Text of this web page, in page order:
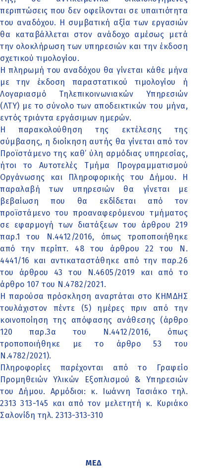
περιπτώσεις που δεν οφείλονται σε υπαιτιότητα
του αναδόχου. Η συμβατική αξία των εργασιών
θα καταβάλλεται στον ανάδοχο αμέσως μετά
την ολοκλήρωση των υπηρεσιών και την έκδοση
σχετικού τιμολογίου.
Η πληρωμή του αναδόχου θα γίνεται κάθε μήνα
με την έκδοση παραστατικού τιμολογίου ή
Λογαριασμό Τηλεπικοινωνιακών Υπηρεσιών
(ΛΤΥ) με το σύνολο των αποδεικτικών του μήνα,
εντός τριάντα εργάσιμων ημερών.
Η παρακολούθηση της εκτέλεσης της
σύμβασης, η διοίκηση αυτής θα γίνεται από τον
Προϊστάμενο της καθ’ ύλη αρμόδιας υπηρεσίας,
ήτοι το Αυτοτελές Τμήμα Προγραμματισμού
Οργάνωσης και Πληροφορικής του Δήμου. Η
παραλαβή των υπηρεσιών θα γίνεται με
βεβαίωση που θα εκδίδεται από τον
προϊστάμενο του προαναφερόμενου τμήματος
σε εφαρμογή των διατάξεων του άρθρου 219
παρ.1 του Ν.4412/2016, όπως τροποποιήθηκε
από την περίπτ. 48 του άρθρου 22 του Ν.
4441/16 και αντικαταστάθηκε από την παρ.26
του άρθρου 43 του Ν.4605/2019 και από το
άρθρο 107 του Ν.4782/2021.
Η παρούσα πρόσκληση αναρτάται στο ΚΗΜΔΗΣ
τουλάχιστον πέντε (5) ημέρες πριν από την
κοινοποίηση της απόφασης ανάθεσης (άρθρο
120 παρ.3α του Ν.4412/2016, όπως
τροποποιήθηκε με το άρθρο 53 του
Ν.4782/2021).
Πληροφορίες παρέχονται από το Γραφείο
Προμηθειών Υλικών Εξοπλισμού & Υπηρεσιών
του Δήμου. Αρμόδιοι: κ. Ιωάννη Τασιάκο τηλ.
2313 313-145 και από τον μελετητή κ. Κυριάκο
Σαλονίδη τηλ. 2313-313-310
ΜΕΔ